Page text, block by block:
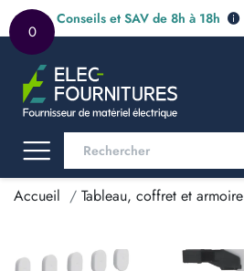
0
Conseils et SAV de 8h à 18h
Accueil Tableau, coffret et armoire